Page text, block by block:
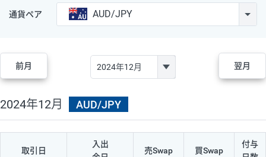
通貨ペア AUD/JPY
前月 翌月
2024年12月 AUD/JPY
取引日
入出
売Swap 買Swap
付与